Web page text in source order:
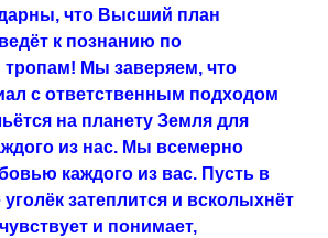
что Высший план
к познанию по
Мы заверяем, что
с ответственным подходом
на планету Земля для
из нас. Мы всемерно
каждого из вас. Пусть в
затеплится и всколыхнёт
и понимает,